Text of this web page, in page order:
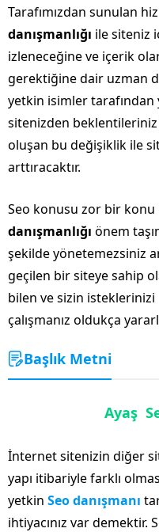
Tarafımızdan sunulan
danışmanlığı ile siteniz
izleneceğine ve içerik
gerektiğine dair uzman
yetkin isimler tarafından
sitenizden beklentileriniz
oluşan bu değişiklik ile
arttıracaktır.
Seo konusu zor bir
danışmanlığı önem
şekilde yönetemezsiniz
geçilen bir siteye sahip
bilen ve sizin isteklerinizi
çalışmanız oldukça
Başlık Metni
Ayaş
İnternet sitenizin diğer
yapı itibariyle farklı
yetkin Seo danışmanı
ihtiyacınız var demektir.